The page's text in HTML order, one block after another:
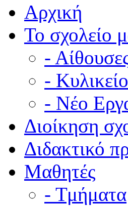
Αρχική
Το σχολείο
-
- Κυλικείο
- Νέο
Διοίκηση
Διδακτικό
Μαθητές
- Τμήματα